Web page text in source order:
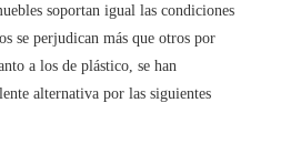
soportan igual las condiciones
se perjudican más que otros por
a los de plástico, se han
alternativa por las siguientes